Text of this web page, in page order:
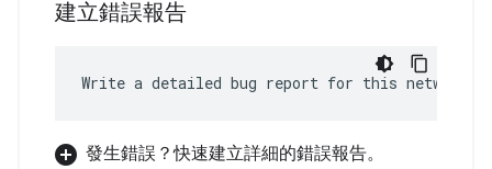
建立錯誤報告
Write a detailed bug report for this network
發生錯誤？快速建立詳細的錯誤報告。